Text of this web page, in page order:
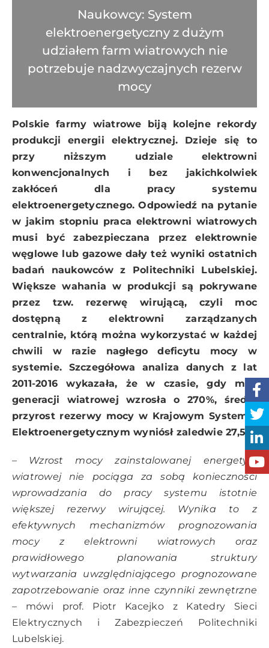
Naukowcy: System
elektroenergetyczny z dużym
udziałem farm wiatrowych nie
potrzebuje nadzwyczajnych rezerw
mocy
Polskie farmy wiatrowe biją kolejne rekordy
produkcji energii elektrycznej. Dzieje się to
przy niższym udziale elektrowni
konwencjonalnych i bez jakichkolwiek
zakłóceń dla pracy systemu
elektroenergetycznego. Odpowiedź na pytanie
w jakim stopniu praca elektrowni wiatrowych
musi być zabezpieczana przez elektrownie
węglowe lub gazowe dały też wyniki ostatnich
badań naukowców z Politechniki Lubelskiej.
Większe wahania w produkcji są pokrywane
przez tzw. rezerwę wirującą, czyli moc
dostępną z elektrowni zarządzanych
centralnie, którą można wykorzystać w każdej
chwili w razie nagłego deficytu mocy w
systemie. Szczegółowa analiza danych z lat
2011-2016 wykazała, że w czasie, gdy moc
generacji wiatrowej wzrosła o 270%, średni
przyrost rezerwy mocy w Krajowym Systemie
Elektroenergetycznym wyniósł zaledwie 27,5%.
– Wzrost mocy zainstalowanej energetyki
wiatrowej nie pociąga za sobą konieczności
wprowadzania do pracy systemu istotnie
większej rezerwy wirującej. Wynika to z
efektywnych mechanizmów prognozowania
mocy z elektrowni wiatrowych oraz
prawidłowego planowania struktury
wytwarzania uwzględniającego prognozowane
zapotrzebowanie oraz inne czynniki zewnętrzne
– mówi prof. Piotr Kacejko z Katedry Sieci
Elektrycznych i Zabezpieczeń Politechniki
Lubelskiej.